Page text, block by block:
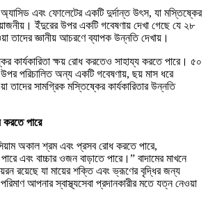
অ্যাসিড এবং ফোলেটের একটি দুর্দান্ত উৎস, যা মস্তিষ্কের
ইঁদুরের উপর একটি গবেষণায় দেখা গেছে যে ২৮
তাদের জ্ঞানীয় আচরণে ব্যাপক উন্নতি দেখায়।
কার্যকারিতা ক্ষয় রোধ করতেও সাহায্য করতে পারে। ৫০
পরিচালিত অন্য একটি গবেষণায়, ছয় মাস ধরে
তাদের সামগ্রিক মস্তিষ্কের কার্যকারিতার উন্নতি
করতে পারে
অকাল শ্রম এবং প্রসব রোধ করতে পারে,
এবং বাচ্চার ওজন বাড়াতে পারে।” বাদামের মাখনে
রয়েছে যা মায়ের শক্তি এবং ভ্রূণের বৃদ্ধির জন্য
আপনার স্বাস্থ্যসেবা প্রদানকারীর মতে যত্ন নেওয়া